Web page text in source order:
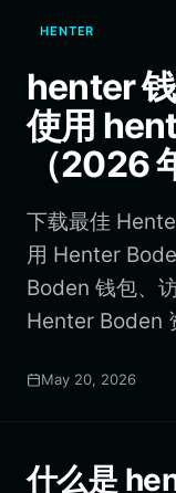
繁體中文
Português (Portugal)
Bahasa Indonesia
ภาษาไทย
Português (Brasil)
Español (Argentina)
HENTER
henter
使用
（2026
下载最佳
用 Henter
Boden 钱包、
Henter Boden
May 20, 2026
什么是